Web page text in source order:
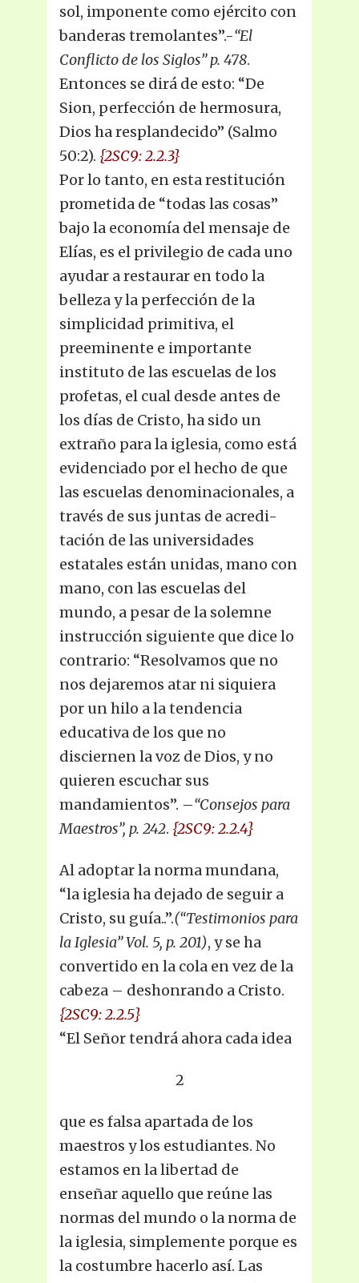
sol, imponente como ejército con
banderas tremolantes”.-“El
Conflicto de los Siglos” p. 478.
Entonces se dirá de esto: “De
Sion, perfección de hermosura,
Dios ha resplandecido” (Salmo
50:2). {2SC9: 2.2.3}
Por lo tanto, en esta restitución
prometida de “todas las cosas”
bajo la economía del mensaje de
Elías, es el privilegio de cada uno
ayudar a restaurar en todo la
belleza y la perfección de la
simplicidad primitiva, el
preeminente e importante
instituto de las escuelas de los
profetas, el cual desde antes de
los días de Cristo, ha sido un
extraño para la iglesia, como está
evidenciado por el hecho de que
las escuelas denominacionales, a
través de sus juntas de acredi-
tación de las universidades
estatales están unidas, mano con
mano, con las escuelas del
mundo, a pesar de la solemne
instrucción siguiente que dice lo
contrario: “Resolvamos que no
nos dejaremos atar ni siquiera
por un hilo a la tendencia
educativa de los que no
disciernen la voz de Dios, y no
quieren escuchar sus
mandamientos”. –“Consejos para
Maestros”, p. 242. {2SC9: 2.2.4}
Al adoptar la norma mundana,
“la iglesia ha dejado de seguir a
Cristo, su guía..”.(“Testimonios para
la Iglesia” Vol. 5, p. 201), y se ha
convertido en la cola en vez de la
cabeza – deshonrando a Cristo.
{2SC9: 2.2.5}
“El Señor tendrá ahora cada idea
2
que es falsa apartada de los
maestros y los estudiantes. No
estamos en la libertad de
enseñar aquello que reúne las
normas del mundo o la norma de
la iglesia, simplemente porque es
la costumbre hacerlo así. Las